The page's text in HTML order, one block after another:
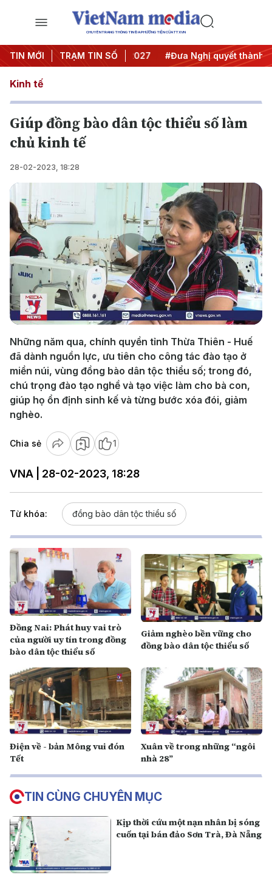
CHUYÊN TRANG THÔNG TIN ĐA PHƯƠNG TIỆN CỦA TTXVN
TIN MỚI TRẠM TIN SỐ
Trung ương 3 #APEC 2027 #Đưa Nghị quyết thành
Kinh tế
Giúp đồng bào dân tộc thiểu số làm
chủ kinh tế
28-02-2023, 18:28
Play
Video
Những năm qua, chính quyền tỉnh Thừa Thiên - Huế
đã dành nguồn lực, ưu tiên cho công tác đào tạo ở
miền núi, vùng đồng bào dân tộc thiểu số; trong đó,
chú trọng đào tạo nghề và tạo việc làm cho bà con,
giúp họ ổn định sinh kế và từng bước xóa đói, giảm
nghèo.
Chia sẻ 1
VNA | 28-02-2023, 18:28
Từ khóa: đồng bào dân tộc thiểu số
Đồng Nai: Phát huy vai trò
của người uy tín trong đồng
bào dân tộc thiểu số
Giảm nghèo bền vững cho
đồng bào dân tộc thiểu số
Điện về - bản Mông vui đón
Tết
Xuân về trong những “ngôi
nhà 28”
TIN CÙNG CHUYÊN MỤC
Kịp thời cứu một nạn nhân bị sóng
cuốn tại bán đảo Sơn Trà, Đà Nẵng